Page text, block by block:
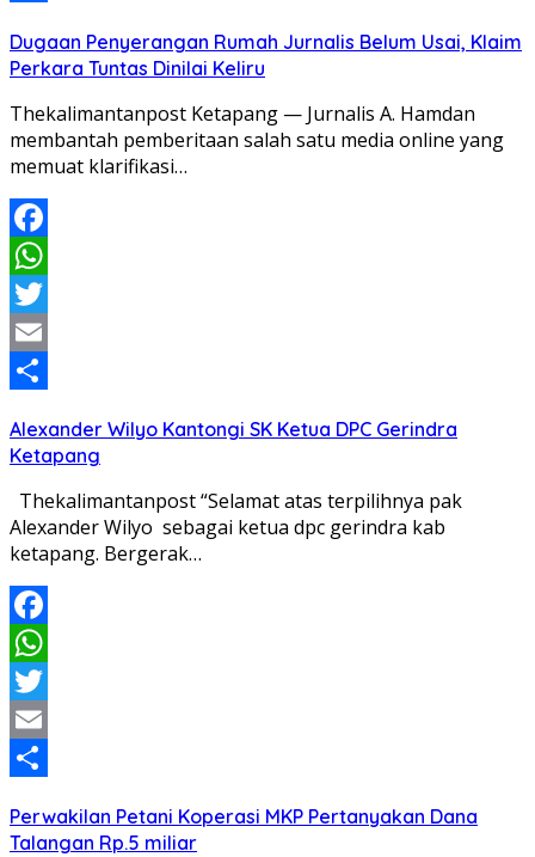
Dugaan Penyerangan Rumah Jurnalis Belum Usai, Klaim
Perkara Tuntas Dinilai Keliru
Thekalimantanpost Ketapang — Jurnalis A. Hamdan
membantah pemberitaan salah satu media online yang
memuat klarifikasi…
Facebook
WhatsApp
Twitter
Email
Alexander Wilyo Kantongi SK Ketua DPC Gerindra
Ketapang
Thekalimantanpost “Selamat atas terpilihnya pak
Alexander Wilyo sebagai ketua dpc gerindra kab
ketapang. Bergerak…
Facebook
WhatsApp
Twitter
Email
Perwakilan Petani Koperasi MKP Pertanyakan Dana
Talangan Rp.5 miliar